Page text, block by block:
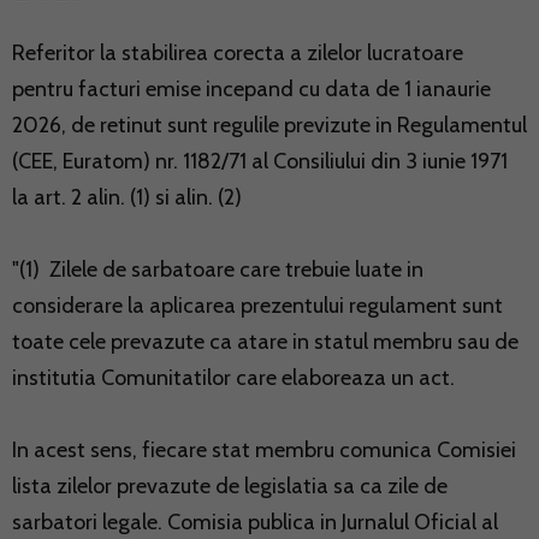
Referitor la stabilirea corecta a zilelor lucratoare
pentru facturi emise incepand cu data de 1 ianaurie
2026, de retinut sunt regulile previzute in Regulamentul
(CEE, Euratom) nr. 1182/71 al Consiliului din 3 iunie 1971
la art. 2 alin. (1) si alin. (2)
"(1) Zilele de sarbatoare care trebuie luate in
considerare la aplicarea prezentului regulament sunt
toate cele prevazute ca atare in statul membru sau de
institutia Comunitatilor care elaboreaza un act.
In acest sens, fiecare stat membru comunica Comisiei
lista zilelor prevazute de legislatia sa ca zile de
sarbatori legale. Comisia publica in Jurnalul Oficial al